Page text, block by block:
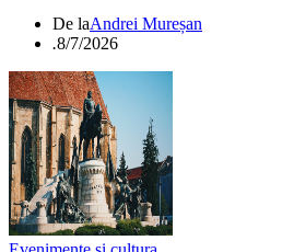
De laAndrei Mureșan
.8/7/2026